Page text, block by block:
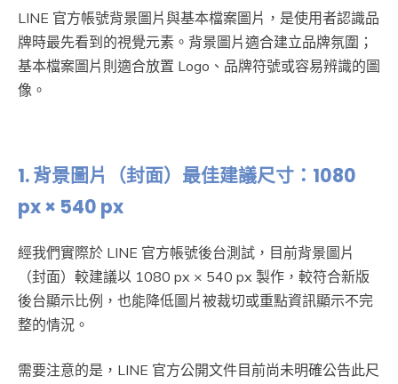
LINE 官方帳號背景圖片與基本檔案圖片，是使用者認識品
牌時最先看到的視覺元素。背景圖片適合建立品牌氛圍；
基本檔案圖片則適合放置 Logo、品牌符號或容易辨識的圖
像。
1.背景圖片（封面）最佳建議尺寸：1080
px × 540 px
經我們實際於 LINE 官方帳號後台測試，目前背景圖片
（封面）較建議以 1080 px × 540 px 製作，較符合新版
後台顯示比例，也能降低圖片被裁切或重點資訊顯示不完
整的情況。
需要注意的是，LINE 官方公開文件目前尚未明確公告此尺